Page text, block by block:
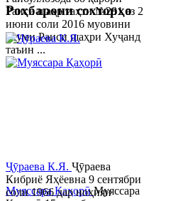
Раиси шаҳр таҳти №281 аз 2
июни соли 2016 муовини
якуми Раиси шаҳри Хуҷанд
таъин ...
Муяссара ҚаҳорӣМуяссара
Роҳбарони сохторҳо
Ҷӯраева К.Я. Ҷӯраева
Кибриё Яҳёевна 9 сентябри
соли 1966 дар ноҳияи